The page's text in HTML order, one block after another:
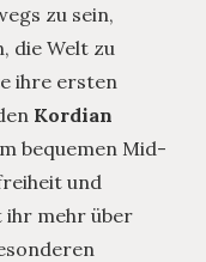
zu sein,
die Welt zu
ihre ersten
Kordian
bequemen Mid-
und
ihr mehr über